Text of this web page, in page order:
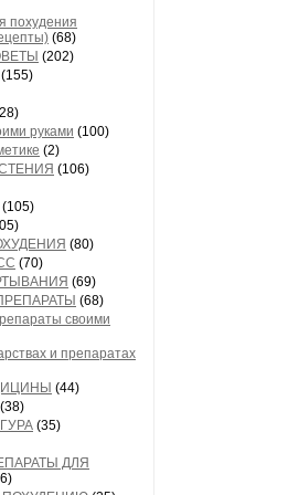
похудения
(68)
(202)
(155)
руками (100)
(2)
(106)
(105)
(80)
(70)
(69)
(68)
своими
и препаратах
(44)
(38)
(35)
ДЛЯ